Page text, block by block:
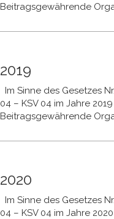
Beitragsgewährende
2019
Im Sinne des Gesetzes
04 – KSV 04 im Jahre
Beitragsgewährende
2020
Im Sinne des Gesetzes
04 – KSV 04 im Jahre